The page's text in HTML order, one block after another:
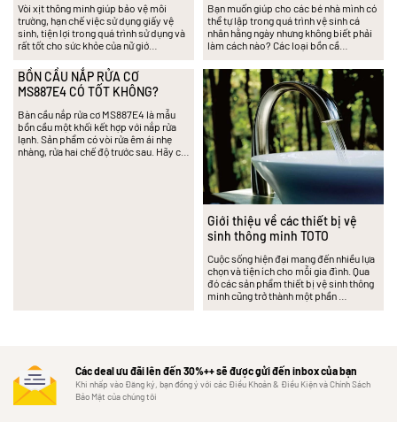
Vòi xịt thông minh giúp bảo vệ môi
trường, hạn chế việc sử dụng giấy vệ
sinh, tiện lợi trong quá trình sử dụng và
rất tốt cho sức khỏe của nữ giớ…
Bạn muốn giúp cho các bé nhà mình có
thể tự lập trong quá trình vệ sinh cá
nhân hằng ngày nhưng không biết phải
làm cách nào? Các loại bồn cầ…
BỒN CẦU NẮP RỬA CƠ
MS887E4 CÓ TỐT KHÔNG?
Bàn cầu nắp rửa cơ MS887E4 là mẫu
bồn cầu một khối kết hợp với nắp rửa
lạnh. Sản phẩm có vòi rửa êm ái nhẹ
nhàng, rửa hai chế độ trước sau. Hãy c…
Giới thiệu về các thiết bị vệ
sinh thông minh TOTO
Cuộc sống hiện đại mang đến nhiều lựa
chọn và tiện ích cho mỗi gia đình. Qua
đó các sản phẩm thiết bị vệ sinh thông
minh cũng trở thành một phần …
Các deal ưu đãi lên đến 30%++ sẽ được gửi đến inbox của bạn
Khi nhấp vào Đăng ký, bạn đồng ý với các Điều Khoản & Điều Kiện và Chính Sách
Bảo Mật của chúng tôi